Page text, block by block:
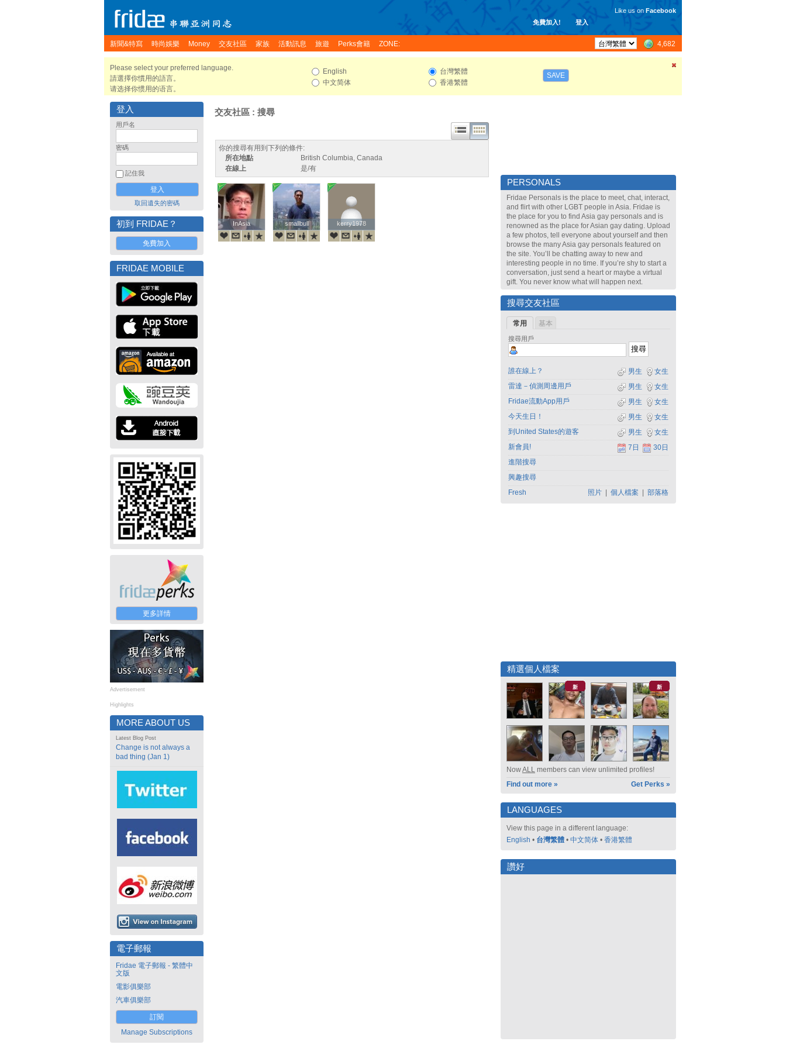
免費加入! 登入
Like us on Facebook
新聞&特寫 時尚娛樂 Money 交友社區 家族 活動訊息 旅遊 Perks會籍 ZONE: 4,682
Please select your preferred language.
請選擇你慣用的語言。
请选择你惯用的语言。
English
中文简体
台灣繁體
香港繁體
SAVE
登入
用戶名
密碼
記住我
取回遺失的密碼
初到 FRIDAE？
免費加入
FRIDAE MOBILE
更多詳情
Advertisement
Highlights
MORE ABOUT US
Latest Blog Post
Change is not always a
bad thing (Jan 1)
電子郵報
Fridae 電子郵報 - 繁體中
文版
電影俱樂部
汽車俱樂部
訂閱
Manage Subscriptions
交友社區 : 搜尋
你的搜尋有用到下列的條件:
所在地點
British Columbia, Canada
在線上
是/有
InAsia
InAsia smallbull
smallbull kerry1978
kerry1978
PERSONALS
Fridae Personals is the place to meet, chat, interact,
and flirt with other LGBT people in Asia. Fridae is
the place for you to find Asia gay personals and is
renowned as the place for Asian gay dating. Upload
a few photos, tell everyone about yourself and then
browse the many Asia gay personals featured on
the site. You’ll be chatting away to new and
interesting people in no time. If you’re shy to start a
conversation, just send a heart or maybe a virtual
gift. You never know what will happen next.
搜尋交友社區
常用 基本
搜尋用戶
誰在線上？ 女生
男生
雷達－偵測周邊用戶
女生
男生
Fridae流動App用戶
女生
男生
今天生日！
女生
男生
到United States的遊客
女生
男生
新會員!
30日
7日
進階搜尋
興趣搜尋
Fresh
照片 個人檔案 部落格
精選個人檔案
新 新
NowALL members can view unlimited profiles!
Find out more »
Get Perks »
LANGUAGES
View this page in a different language:
English • 台灣繁體 • 中文简体 • 香港繁體
讚好